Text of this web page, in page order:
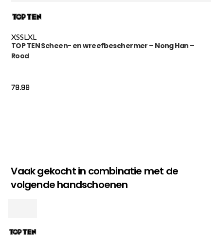
XSSL XL
TOP TEN Scheen- en wreefbeschermer – Nong Han –
Rood
79.99
Vaak gekocht in combinatie met de
volgende handschoenen